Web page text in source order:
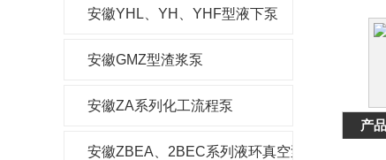
安徽YHL、YH、YHF型液下泵
安徽GMZ型渣浆泵
安徽ZA系列化工流程泵
安徽ZBEA、2BEC系列液环真空泵及压缩机
产